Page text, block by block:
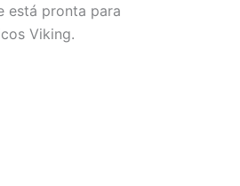
está pronta para
Viking.